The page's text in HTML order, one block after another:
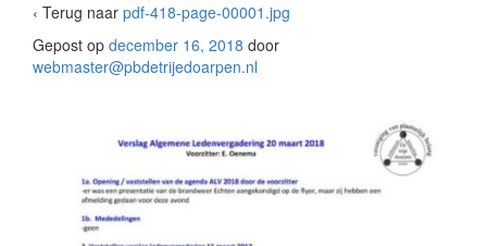
‹ Terug naar pdf-418-page-00001.jpg
Gepost op december 16, 2018 door
webmaster@pbdetrijedoarpen.nl